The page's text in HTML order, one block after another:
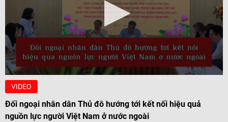
VIDEO
Đối ngoại nhân dân Thủ đô hướng tới kết nối hiệu quả
nguồn lực người Việt Nam ở nước ngoài